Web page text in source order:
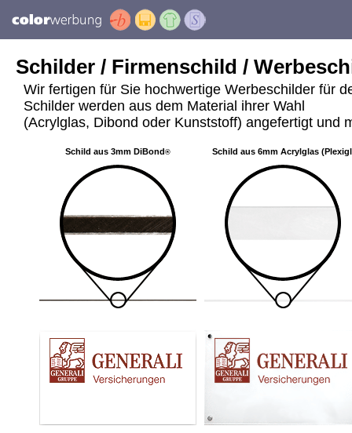
Schilder / Firmenschild /
Wir fertigen für Sie hochwertige Werbeschilder für
Schilder werden aus dem Material ihrer Wahl
(Acrylglas, Dibond oder Kunststoff) angefertigt und
Schild aus 3mm DiBond® Schild aus 6mm Acrylglas